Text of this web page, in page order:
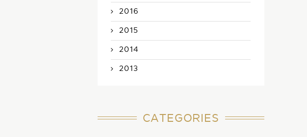
2016
2015
2014
2013
CATEGORIES